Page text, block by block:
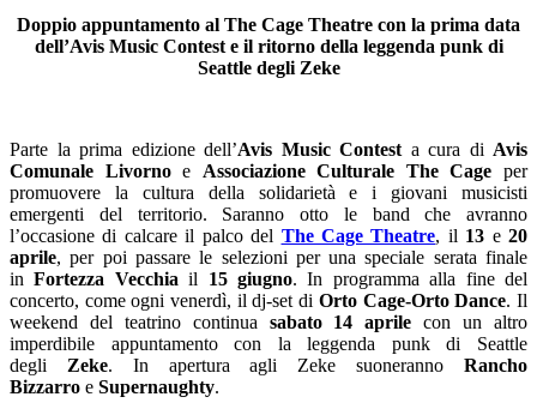
Doppio appuntamento al The Cage Theatre con la prima data
dell’Avis Music Contest e il ritorno della leggenda punk di
Seattle degli Zeke
Parte la prima edizione dell’Avis Music Contest a cura di Avis
Comunale Livornoe Associazione Culturale The Cageper
promuovere la cultura della solidarietà e i giovani musicisti
emergenti del territorio. Saranno otto le band che avranno
l’occasione di calcare il palco del The Cage Theatre, il 13 e20
aprile, per poi passare le selezioni per una speciale serata finale
inFortezza Vecchia il 15 giugno. In programma alla fine del
concerto, come ogni venerdì, il dj-set di Orto Cage-Orto Dance. Il
weekend del teatrino continua sabato 14 aprile con un altro
imperdibile appuntamento con la leggenda punk di Seattle
degli Zeke. In apertura agli Zeke suonerannoRancho
Bizzarro e Supernaughty.